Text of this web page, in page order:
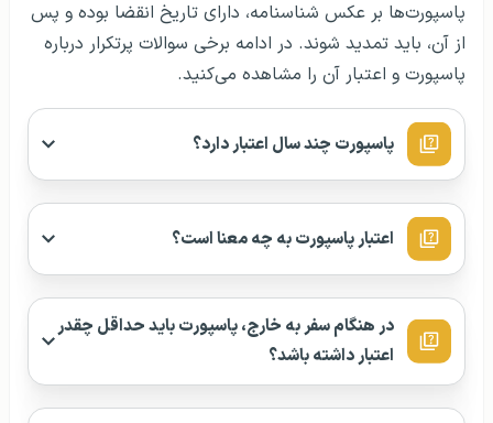
پاسپورت‌ها بر عکس شناسنامه، دارای تاریخ انقضا بوده و پس
از آن، باید تمدید شوند. در ادامه برخی سوالات پرتکرار درباره
پاسپورت و اعتبار آن را مشاهده می‌کنید.
پاسپورت چند سال اعتبار دارد؟
اعتبار پاسپورت به چه معنا است؟
در هنگام سفر به خارج، پاسپورت باید حداقل چقدر
اعتبار داشته باشد؟